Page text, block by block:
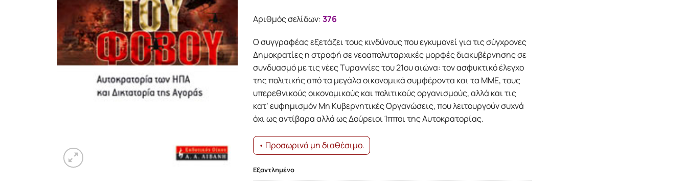
17.25€.
Αριθμός σελίδων:376
Ο συγγραφέας εξετάζει τους κινδύνους που εγκυμονεί για τις σύγχρονες
Δημοκρατίες η στροφή σε νεοαπολυταρχικές μορφές διακυβέρνησης σε
συνδυασμό με τις νέες Tυραννίες του 21ου αιώνα: τον ασφυκτικό έλεγχο
της πολιτικής από τα μεγάλα οικονομικά συμφέροντα και τα ΜΜΕ, τους
υπερεθνικούς οικονομικούς και πολιτικούς οργανισμούς, αλλά και τις
κατ’ ευφημισμόν Mη Kυβερνητικές Oργανώσεις, που λειτουργούν συχνά
όχι ως αντίβαρα αλλά ως Δούρειοι Ίπποι της Aυτοκρατορίας.
• Προσωρινά μη διαθέσιμο.
Εξαντλημένο